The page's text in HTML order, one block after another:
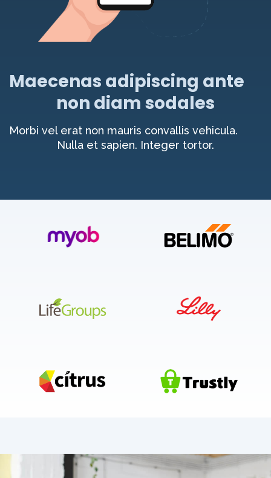
Maecenas adipiscing ante
non diam sodales
Morbi vel erat non mauris convallis vehicula.
Nulla et sapien. Integer tortor.